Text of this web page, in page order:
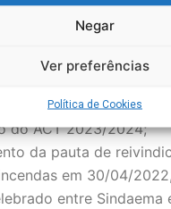
Negar
Ver preferências
Política de Cookies
Região, além de tornar
se fizerem
membros para
do ACT 2023/2024;
da pauta de
em 30/04/
entre Sindaema